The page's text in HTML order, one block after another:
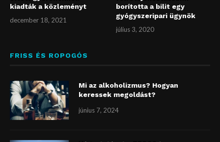
kiadták a közleményt
december 18, 2021
borította a bilit egy
gyógyszeripari ügynök
július 3, 2020
FRISS ÉS ROPOGÓS
Mi az alkoholizmus? Hogyan
keressek megoldást?
június 7, 2024